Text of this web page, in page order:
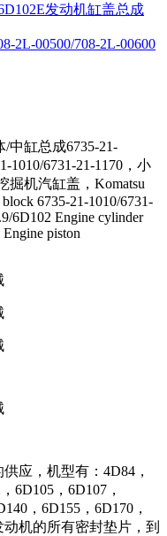
发动机缸盖总成
2L-00500/708-2L-00600
/中缸总成6735-21-
1010/6731-21-1170，小
掘机汽缸盖，Komatsu
6735-21-1010/6731-
6D102 Engine cylinder
piston
应，机型有：4D84，
6D105，6D107，
，6D155，6D170，
机的所有密封垫片，到